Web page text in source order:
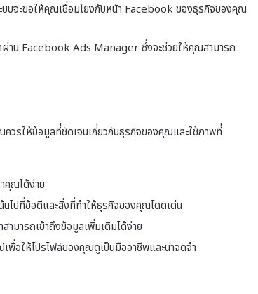
บจะขอให้คุณเชื่อมโยงกับหน้า Facebook ของธุรกิจของคุณ
าน Facebook Ads Manager ซึ่งจะช่วยให้คุณสามารถ
วรให้ข้อมูลที่ชัดเจนเกี่ยวกับธุรกิจของคุณและใช้ภาพที่
คุณได้ง่าย
นไปที่ข้อดีและสิ่งที่ทำให้ธุรกิจของคุณโดดเด่น
ามารถเข้าถึงข้อมูลเพิ่มเติมได้ง่าย
พื่อให้โปรไฟล์ของคุณดูเป็นมืออาชีพและน่าจดจำ